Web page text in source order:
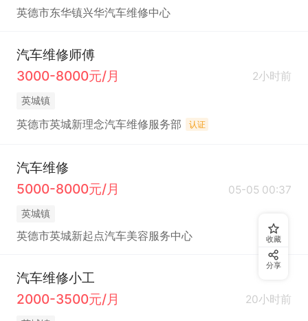
英德市东华镇兴华汽车维修中心
汽车维修师傅
3000-8000元/月
2小时前
英城镇
英德市英城新理念汽车维修服务部 认证
汽车维修
5000-8000元/月
05-05 00:37
英城镇
英德市英城新起点汽车美容服务中心
汽车维修小工
2000-3500元/月
20小时前
收藏
分享